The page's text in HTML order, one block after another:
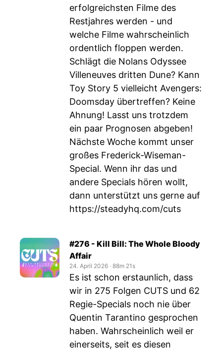
erfolgreichsten Filme des
Restjahres werden - und
welche Filme wahrscheinlich
ordentlich floppen werden.
Schlägt die Nolans Odyssee
Villeneuves dritten Dune? Kann
Toy Story 5 vielleicht Avengers:
Doomsday übertreffen? Keine
Ahnung! Lasst uns trotzdem
ein paar Prognosen abgeben!
Nächste Woche kommt unser
großes Frederick-Wiseman-
Special. Wenn ihr das und
andere Specials hören wollt,
dann unterstützt uns gerne auf
https://steadyhq.com/cuts
#276 - Kill Bill: The Whole Bloody
Affair
24. April 2026 ‧ 88m 21s
Es ist schon erstaunlich, dass
wir in 275 Folgen CUTS und 62
Regie-Specials noch nie über
Quentin Tarantino gesprochen
haben. Wahrscheinlich weil er
einerseits, seit es diesen